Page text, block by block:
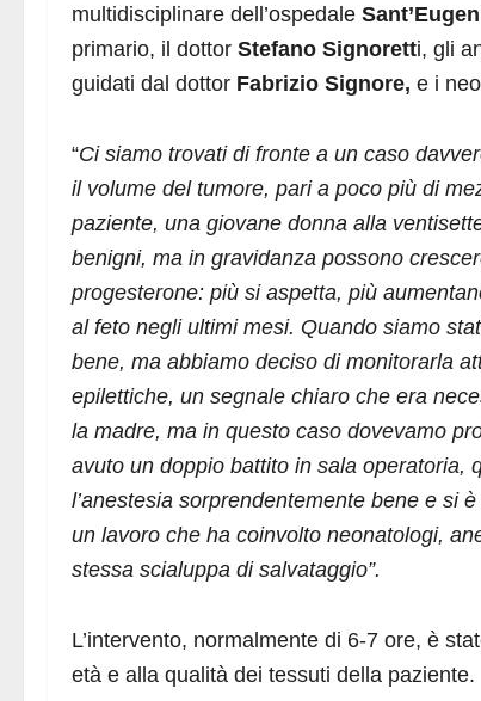
multidisciplinare dell’ospedale
primario, il dottor Stefano Signoretti, gli
guidati dal dottor Fabrizio Signore, e i
“Ci siamo trovati di fronte a un caso
il volume del tumore, pari a poco più di
paziente, una giovane donna alla
benigni, ma in gravidanza possono
progesterone: più si aspetta, più
al feto negli ultimi mesi. Quando siamo
bene, ma abbiamo deciso di monitorarla
epilettiche, un segnale chiaro che era
la madre, ma in questo caso dovevamo
avuto un doppio battito in sala operatoria,
l’anestesia sorprendentemente bene e si
un lavoro che ha coinvolto neonatologi,
stessa scialuppa di salvataggio”.
L’intervento, normalmente di 6-7 ore, è
età e alla qualità dei tessuti della paziente.